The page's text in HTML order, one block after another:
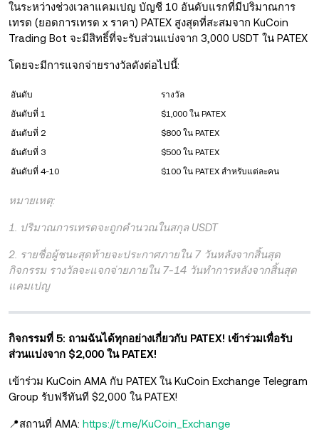
ในระหว่างช่วงเวลาแคมเปญ บัญชี 10 อันดับแรกที่มีปริมาณการ
เทรด (ยอดการเทรด x ราคา) PATEX สูงสุดที่สะสมจาก KuCoin
Trading Bot จะมีสิทธิ์ที่จะรับส่วนแบ่งจาก 3,000 USDT ใน PATEX
โดยจะมีการแจกจ่ายรางวัลดังต่อไปนี้:
อันดับ
รางวัล
อันดับที่ 1
$1,000 ใน PATEX
อันดับที่ 2
$800 ใน PATEX
อันดับที่ 3
$500 ใน PATEX
อันดับที่ 4-10
$100 ใน PATEX สำหรับแต่ละคน
หมายเหตุ:
1. ปริมาณการเทรดจะถูกคำนวณในสกุล USDT
2. รายชื่อผู้ชนะสุดท้ายจะประกาศภายใน 7 วันหลังจากสิ้นสุด
กิจกรรม รางวัลจะแจกจ่ายภายใน 7-14 วันทำการหลังจากสิ้นสุด
แคมเปญ
กิจกรรมที่ 5: ถามฉันได้ทุกอย่างเกี่ยวกับ PATEX! เข้าร่วมเพื่อรับ
ส่วนแบ่งจาก $2,000 ใน PATEX!
เข้าร่วม KuCoin AMA กับ PATEX ใน KuCoin Exchange Telegram
Group รับฟรีทันที $2,000 ใน PATEX!
📍สถานที่ AMA: https://t.me/KuCoin_Exchange